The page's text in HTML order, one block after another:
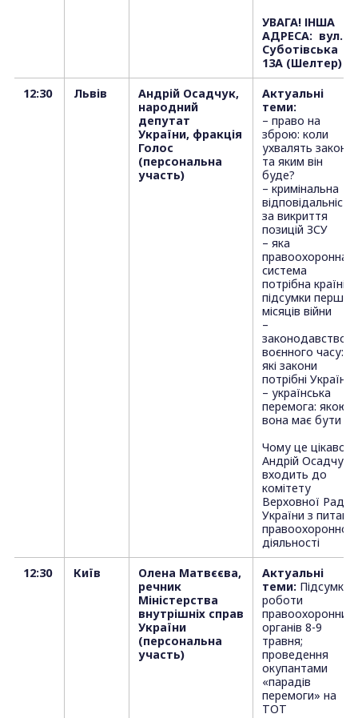
УВАГА! ІНША
АДРЕСА: вул.
Суботівська
13А (Шелтер)
12:30
Львів
Андрій Осадчук,
народний
депутат
України, фракція
Голос
(персональна
участь)
Актуальні
теми:
– право на
зброю: коли
ухвалять закон
та яким він
буде?
– кримінальна
відповідальність
за викриття
позицій ЗСУ
– яка
правоохоронна
система
потрібна країні:
підсумки перших
місяців війни
–
законодавство
воєнного часу:
які закони
потрібні Україні
– українська
перемога: якою
вона має бути
Чому це цікаво:
Андрій Осадчук
входить до
комітету
Верховної Ради
України з питань
правоохоронної
діяльності
12:30
Київ
Олена Матвєєва,
речник
Міністерства
внутрішніх справ
України
(персональна
участь)
Актуальні
теми: Підсумки
роботи
правоохоронних
органів 8-9
травня;
проведення
окупантами
«парадів
перемоги» на
ТОТ